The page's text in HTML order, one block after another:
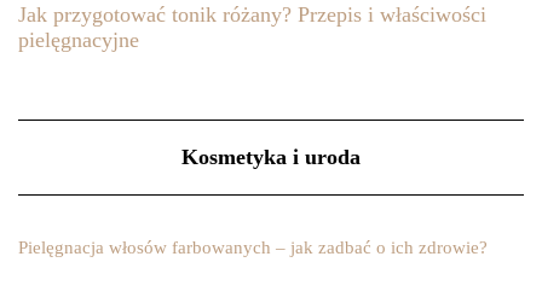
Jak przygotować tonik różany? Przepis i właściwości
pielęgnacyjne
Kosmetyka i uroda
Pielęgnacja włosów farbowanych – jak zadbać o ich zdrowie?